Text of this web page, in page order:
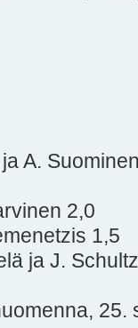
A.
2,0
1,5
ja J.
25.